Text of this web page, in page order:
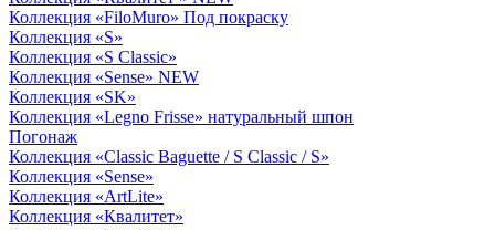
Коллекция «FiloMuro» Под покраску
Коллекция «S»
Коллекция «S Classic»
Коллекция «Sense» NEW
Коллекция «SK»
Коллекция «Legno Frisse» натуральный шпон
Погонаж
Коллекция «Classic Baguette / S Classic / S»
Коллекция «Sense»
Коллекция «ArtLite»
Коллекция «Квалитет»